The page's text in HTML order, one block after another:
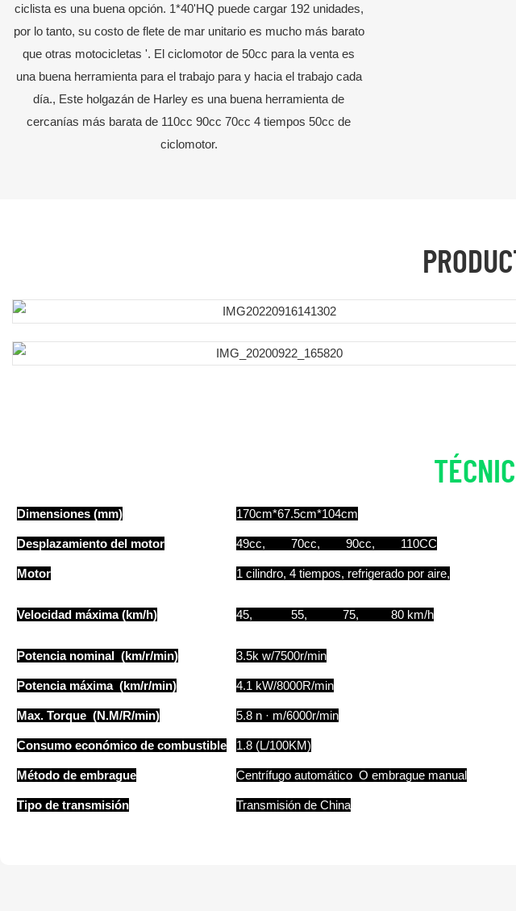
ciclista es una buena opción. 1*40'HQ puede cargar 192 unidades,
por lo tanto, su costo de flete de mar unitario es mucho más barato
que otras motocicletas '. El ciclomotor de 50cc para la venta es
una buena herramienta para el trabajo para y hacia el trabajo cada
día., Este holgazán de Harley es una buena herramienta de
cercanías más barata de 110cc 90cc 70cc 4 tiempos 50cc de
ciclomotor.
Dimensiones (mm) 170cm*67.5cm*104cm
Desplazamiento del motor 49cc, 70cc, 90cc, 110CC
Motor 1 cilindro, 4 tiempos, refrigerado por aire,
Velocidad máxima (km/h) 45, 55, 75, 80 km/h
Potencia nominal (km/r/min) 3.5k w/7500r/min
Potencia máxima (km/r/min) 4.1 kW/8000R/min
Max. Torque (N.M/R/min) 5.8 n · m/6000r/min
Consumo económico de combustible 1.8 (L/100KM)
Método de embrague Centrífugo automático O embrague manual
Tipo de transmisión Transmisión de China